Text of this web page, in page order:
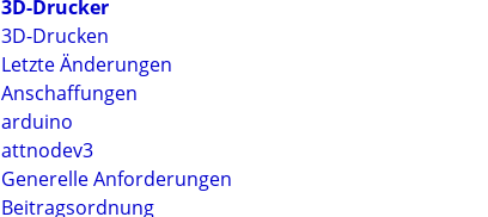
3D-Drucker
3D-Drucken
Letzte Änderungen
Anschaffungen
arduino
attnodev3
Generelle Anforderungen
Beitragsordnung